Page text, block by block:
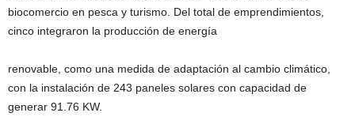
biocomercio en pesca y turismo. Del total de emprendimientos,
cinco integraron la producción de energía
renovable, como una medida de adaptación al cambio climático,
con la instalación de 243 paneles solares con capacidad de
generar 91.76 KW.